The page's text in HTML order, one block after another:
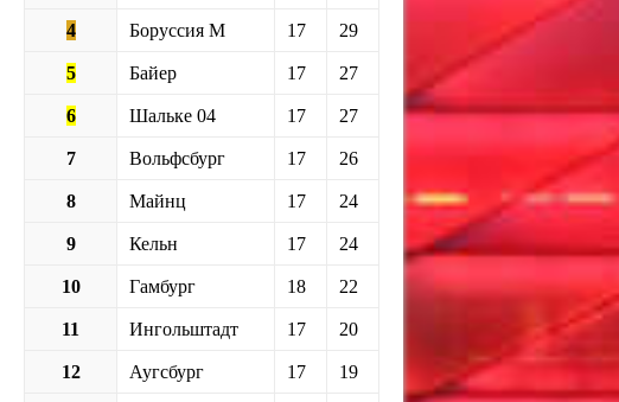
4 Боруссия М 17 29
5 Байер 17 27
6 Шальке 04 17 27
7 Вольфсбург 17 26
8 Майнц 17 24
9 Кельн 17 24
10 Гамбург 18 22
11 Ингольштадт 17 20
12 Аугсбург 17 19